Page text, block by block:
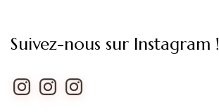
Suivez-nous sur Instagram !
Instagram
InstagramInstagram